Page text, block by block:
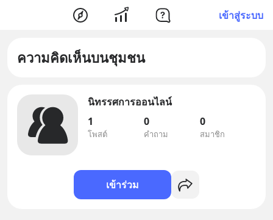
เข้าสู่ระบบ
ความคิดเห็นบนชุมชน
นิทรรศการออนไลน์
1
โพสต์
0
คำถาม
0
สมาชิก
เข้าร่วม